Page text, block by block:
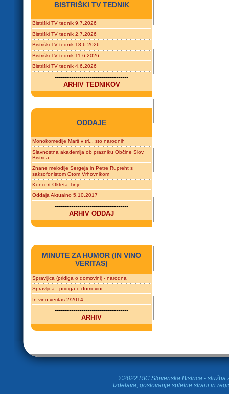
BISTRIŠKI TV TEDNIK
Bistriški TV tednik 9.7.2026
Bistriški TV tednik 2.7.2026
Bistriški TV tednik 18.6.2026
Bistriški TV tednik 11.6.2026
Bistriški TV tednik 4.6.2026
------------------------------------
ARHIV TEDNIKOV
ODDAJE
Monokomedije Marš v tri... sto narodnih
Slavnostna akademija ob prazniku Občine Slov.
Bistrica
Znane melodije Sergeja in Petre Rupreht s
saksofonistom Otom Vrhovnikom
Koncert Okteta Tinje
Oddaja Aktualno 5.10.2017
------------------------------------
ARHIV ODDAJ
MINUTE ZA HUMOR (IN VINO
VERITAS)
Spravljica (pridiga o domovini) - narodna
Spravljica - pridiga o domovini
In vino veritas 2/2014
------------------------------------
ARHIV
©2022 RIC Slovenska Bistrica - služba
Izdelava, gostovanje spletne strani in